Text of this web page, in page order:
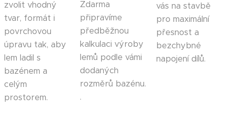
zvolit vhodný
tvar, formát i
povrchovou
úpravu tak, aby
lem ladil s
bazénem a
celým
prostorem.
Zdarma
připravíme
předběžnou
kalkulaci výroby
lemů podle vámi
dodaných
rozměrů bazénu.
.
vás na stavbě
pro maximální
přesnost a
bezchybné
napojení dílů.